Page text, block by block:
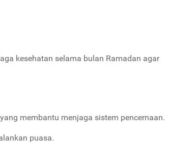
kesehatan selama bulan Ramadan agar
membantu menjaga sistem pencernaan.
puasa.